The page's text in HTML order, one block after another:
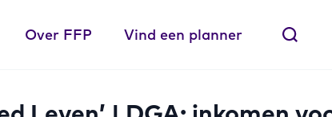
Over FFP Vind een planner